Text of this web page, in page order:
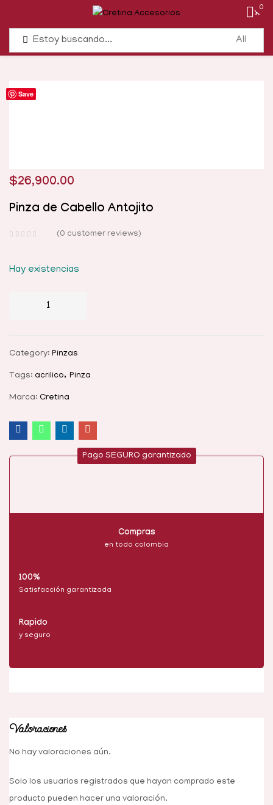
0
Save
$26,900.00
Pinza de Cabello Antojito
0 customer reviews
Hay existencias
Category: Pinzas
Tags: acrilico Pinza
Marca: Cretina
Pago SEGURO garantizado
Compras
en todo colombia
100%
Satisfacción garantizada
Rapido
y seguro
Valoraciones
No hay valoraciones aún.
Solo los usuarios registrados que hayan comprado este
producto pueden hacer una valoración.